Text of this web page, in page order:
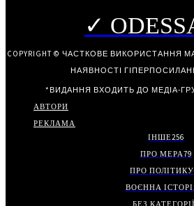
✓
COPYRIGHT © ЧАСТКОВЕ ВИКОРИСТАННЯ
НАЯВНОСТІ
*ВИДАННЯ ВХОДИТЬ ДО МЕДІА-
АВТОРИ
РЕКЛАМА
ІНШЕ256
ПРО МЕРА79
ПРО ПОЛІТИКУ
ВОЄННА
БЕЗ КАТЕГОРІЇ